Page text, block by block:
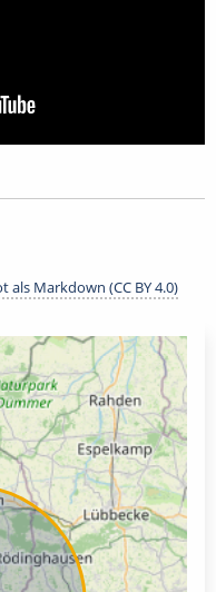
als Markdown (CC BY 4.0)